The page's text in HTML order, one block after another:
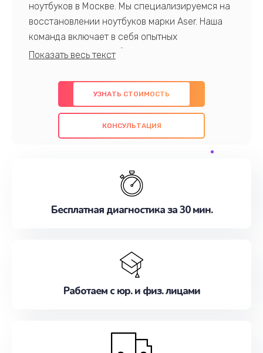
ноутбуков в Москве. Мы специализируемся на
восстановлении ноутбуков марки Aser. Наша
команда включает в себя опытных
профессионалов с обширными знаниями и
предлагаем быстрый и качественный ремонт с
использованием оригинальных компонентов, а
также гарантируем качество всех
проведенных работ. Наша цель - предоставить
наилучшим образом. Не медлите записаться на
УЗНАТЬ СТОИМОСТЬ
КОНСУЛЬТАЦИЯ
Бесплатная диагностика за 30 мин.
Работаем с юр. и физ. лицами